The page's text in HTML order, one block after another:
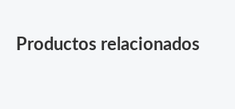
Productos relacionados